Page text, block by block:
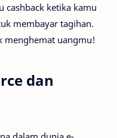
cashback ketika kamu
membayar tagihan.
menghemat uangmu!
dan